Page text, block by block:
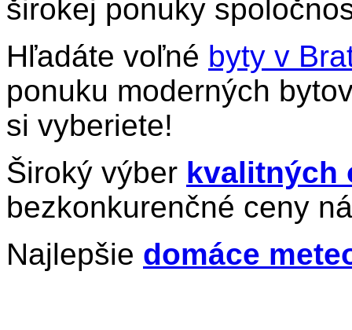
širokej ponuky
Hľadáte voľné byty v
ponuku moderných
si vyberiete!
Široký výber kvalitných
bezkonkurenčné ceny
Najlepšie domáce